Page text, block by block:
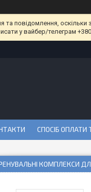
повідомлення, оскільки
у вайбер/телеграм
СПОСІБ ОПЛАТИ
КОМПЛЕКСИ